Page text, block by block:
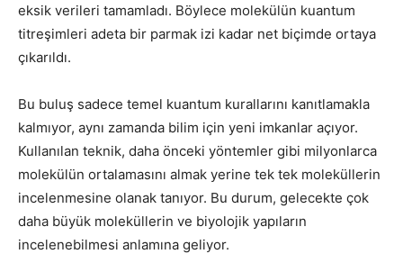
eksik verileri tamamladı. Böylece molekülün kuantum
titreşimleri adeta bir parmak izi kadar net biçimde ortaya
çıkarıldı.
Bu buluş sadece temel kuantum kurallarını kanıtlamakla
kalmıyor, aynı zamanda bilim için yeni imkanlar açıyor.
Kullanılan teknik, daha önceki yöntemler gibi milyonlarca
molekülün ortalamasını almak yerine tek tek moleküllerin
incelenmesine olanak tanıyor. Bu durum, gelecekte çok
daha büyük moleküllerin ve biyolojik yapıların
incelenebilmesi anlamına geliyor.